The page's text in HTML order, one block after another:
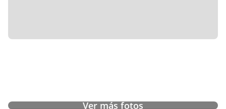
Ver más fotos